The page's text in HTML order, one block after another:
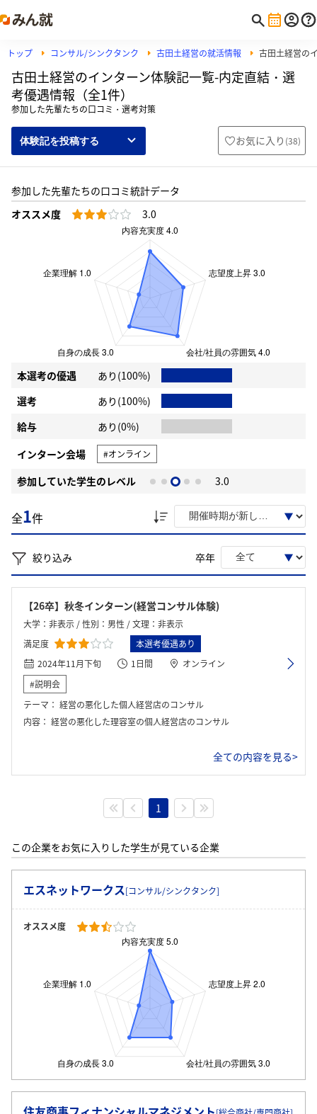
トップ コンサル/シンクタンク 古田土経営の就活情報 古田土経営の
古田土経営のインターン体験記一覧-内定直結・選
考優遇情報（全1件）
参加した先輩たちの口コミ・選考対策
体験記を投稿する お気に入り (38)
参加した先輩たちの口コミ統計データ
オススメ度
3.0
本選考の優遇
あり(100%)
選考
あり(100%)
給与
あり(0%)
インターン会場
#オンライン
参加していた学生のレベル 3.0
全1件
絞り込み 卒年
【26卒】秋冬インターン(経営コンサル体験)
大学：非表示 / 性別：男性 / 文理：非表示
満足度
本選考優遇あり
2024年11月下旬
1日間
オンライン
#説明会
テーマ： 経営の悪化した個人経営店のコンサル
内容： 経営の悪化した理容室の個人経営店のコンサル
全ての内容を見る>
1
この企業をお気に入りした学生が見ている企業
エスネットワークス[コンサル/シンクタンク]
オススメ度